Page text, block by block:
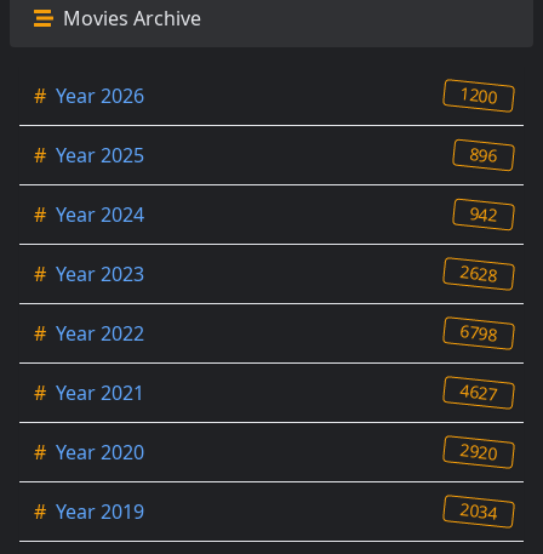
Movies Archive
# Year 2026 1200
# Year 2025 896
# Year 2024 942
# Year 2023 2628
# Year 2022 6798
# Year 2021 4627
# Year 2020 2920
# Year 2019 2034